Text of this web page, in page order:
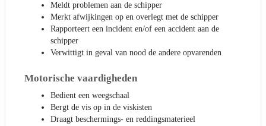
Meldt problemen aan de schipper
Merkt afwijkingen op en overlegt met de schipper
Rapporteert een incident en/of een accident aan de
schipper
Verwittigt in geval van nood de andere opvarenden
Motorische vaardigheden
Bedient een weegschaal
Bergt de vis op in de viskisten
Draagt beschermings- en reddingsmaterieel